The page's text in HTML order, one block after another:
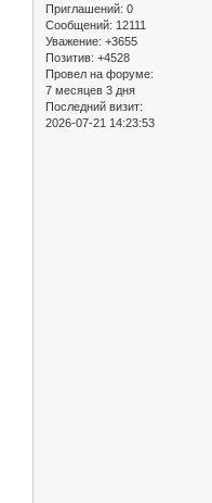
Приглашений: 0
Сообщений: 12111
Уважение: +3655
Позитив: +4528
Провел на форуме:
7 месяцев 3 дня
Последний визит:
2026-07-21 14:23:53